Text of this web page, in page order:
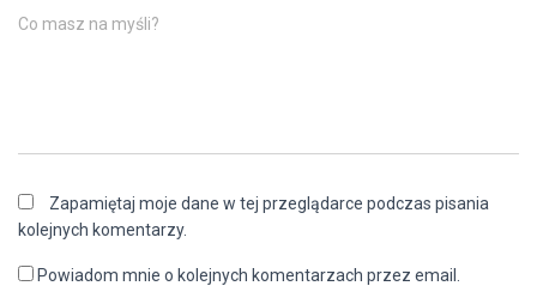
Co masz na myśli?
Zapamiętaj moje dane w tej przeglądarce podczas pisania
kolejnych komentarzy.
Powiadom mnie o kolejnych komentarzach przez email.